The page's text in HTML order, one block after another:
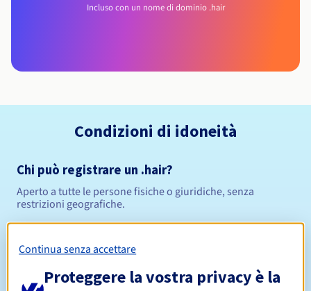
Incluso con un nome di dominio .hair
Condizioni di idoneità
Chi può registrare un .hair?
Aperto a tutte le persone fisiche o giuridiche, senza
restrizioni geografiche.
Periodo di registrazione Da 1 a 10 anni
Continua senza accettare
Proteggere la vostra privacy è la